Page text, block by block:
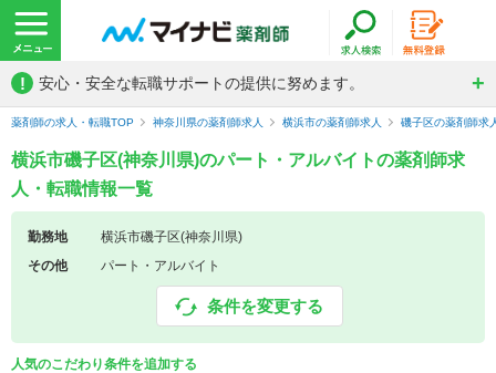
! 安心・安全な転職サポートの提供に努めます。
薬剤師の求人・転職TOP 神奈川県の薬剤師求人 横浜市の薬剤師求人 磯子区の薬剤師求
横浜市磯子区(神奈川県)のパート・アルバイトの薬剤師求
人・転職情報一覧
勤務地
横浜市磯子区(神奈川県)
その他
パート・アルバイト
条件を変更する
人気のこだわり条件を追加する